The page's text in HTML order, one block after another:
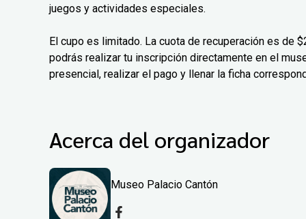
juegos y actividades especiales.
El cupo es limitado. La cuota de recuperación es de
podrás realizar tu inscripción directamente en el
presencial, realizar el pago y llenar la ficha
Acerca del organizador
Museo Palacio Cantón